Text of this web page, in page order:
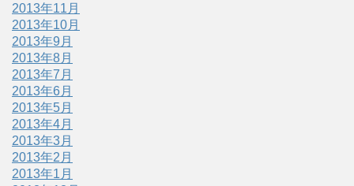
2013年11月
2013年10月
2013年9月
2013年8月
2013年7月
2013年6月
2013年5月
2013年4月
2013年3月
2013年2月
2013年1月